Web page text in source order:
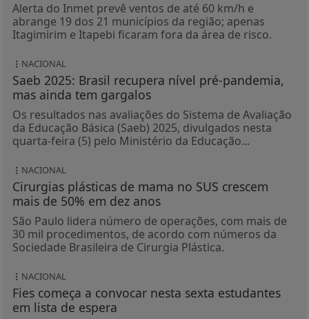
Alerta do Inmet prevê ventos de até 60 km/h e
abrange 19 dos 21 municípios da região; apenas
Itagimirim e Itapebi ficaram fora da área de risco.
NACIONAL
Saeb 2025: Brasil recupera nível pré-pandemia,
mas ainda tem gargalos
Os resultados nas avaliações do Sistema de Avaliação
da Educação Básica (Saeb) 2025, divulgados nesta
quarta-feira (5) pelo Ministério da Educação...
NACIONAL
Cirurgias plásticas de mama no SUS crescem
mais de 50% em dez anos
São Paulo lidera número de operações, com mais de
30 mil procedimentos, de acordo com números da
Sociedade Brasileira de Cirurgia Plástica.
NACIONAL
Fies começa a convocar nesta sexta estudantes
em lista de espera